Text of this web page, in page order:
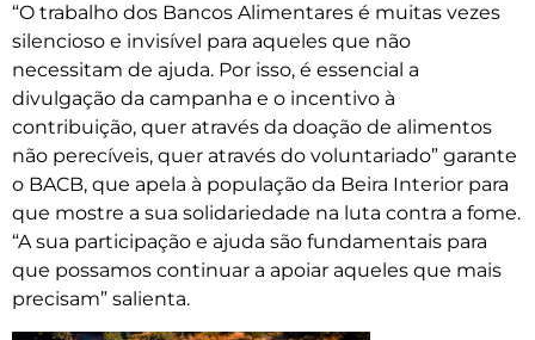
“O trabalho dos Bancos Alimentares é muitas vezes
silencioso e invisível para aqueles que não
necessitam de ajuda. Por isso, é essencial a
divulgação da campanha e o incentivo à
contribuição, quer através da doação de alimentos
não perecíveis, quer através do voluntariado” garante
o BACB, que apela à população da Beira Interior para
que mostre a sua solidariedade na luta contra a fome.
“A sua participação e ajuda são fundamentais para
que possamos continuar a apoiar aqueles que mais
precisam” salienta.